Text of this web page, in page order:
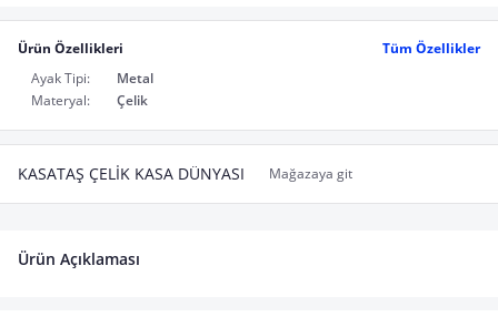
Ürün Özellikleri
Tüm Özellikler
Ayak Tipi:
Metal
Materyal:
Çelik
KASATAŞ ÇELİK KASA DÜNYASI Mağazaya git
Ürün Açıklaması